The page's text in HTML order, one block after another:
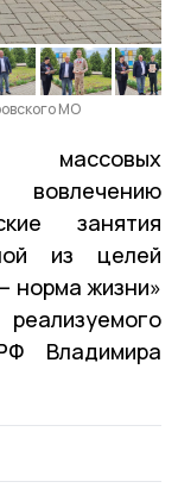
МО
массовых
вовлечению
занятия
из целей
норма жизни»
Владимира